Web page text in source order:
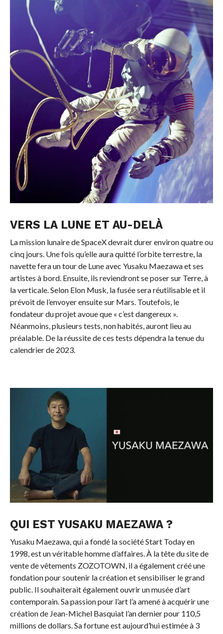
VERS LA LUNE ET AU-DELÀ
La mission lunaire de SpaceX devrait durer environ quatre ou
cinq jours. Une fois qu’elle aura quitté l’orbite terrestre, la
navette fera un tour de Lune avec Yusaku Maezawa et ses
artistes à bord. Ensuite, ils reviendront se poser sur Terre, à
la verticale. Selon Elon Musk, la fusée sera réutilisable et il
prévoit de l’envoyer ensuite sur Mars. Toutefois, le
fondateur du projet avoue que « c’est dangereux ».
Néanmoins, plusieurs tests, non habités, auront lieu au
préalable. De la réussite de ces tests dépendra la tenue du
calendrier de 2023.
QUI EST YUSAKU MAEZAWA ?
Yusaku Maezawa, qui a fondé la société Start Today en
1998, est un véritable homme d’affaires. À la tête du site de
vente de vêtements ZOZOTOWN, il a également créé une
fondation pour soutenir la création et sensibiliser le grand
public. Il souhaiterait également ouvrir un musée d’art
contemporain. Sa passion pour l’art l’a amené à acquérir une
création de Jean-Michel Basquiat l’an dernier pour 110,5
millions de dollars. Sa fortune est aujourd’hui estimée à 3